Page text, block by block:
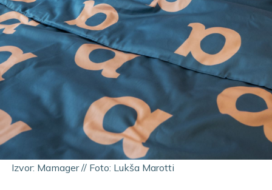
Izvor: Mamager // Foto: Lukša Marotti